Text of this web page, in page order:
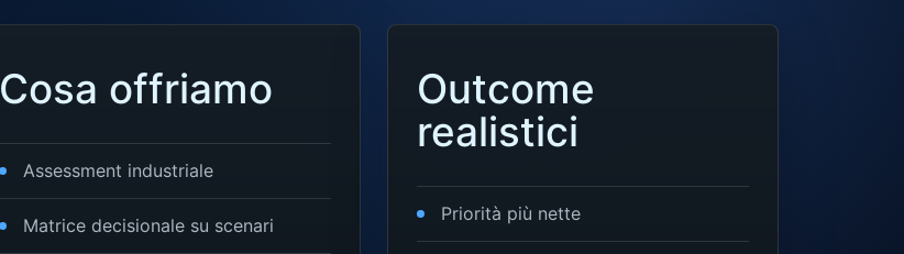
Cosa offriamo
Assessment industriale
Matrice decisionale su scenari
Outcome
realistici
Priorità più nette